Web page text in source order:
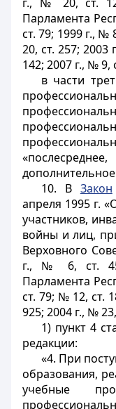
Парламента
ст. 79; 1999 г., №
20, ст. 257; 2003
142; 2007 г., № 9,
в части
10. В Закон
апреля 1995 г.
участников,
войны и лиц,
Верховного
г., № 6, ст.
Парламента
ст. 79; № 12, ст.
925; 2004 г., №
1) пункт 4
редакции:
«4. При
образования,
учебные